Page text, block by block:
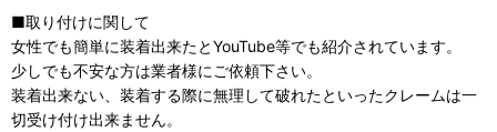
■取り付けに関して
女性でも簡単に装着出来たとYouTube等でも紹介されています。
少しでも不安な方は業者様にご依頼下さい。
装着出来ない、装着する際に無理して破れたといったクレームは一
切受け付け出来ません。